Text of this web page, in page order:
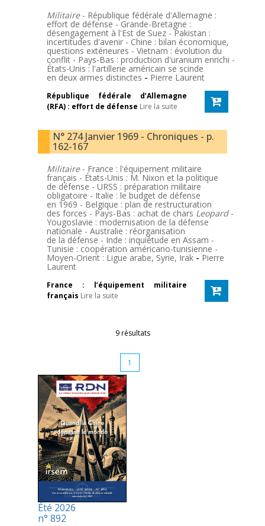
Militaire - République fédérale d'Allemagne :
effort de défense - Grande-Bretagne :
désengagement à l'Est de Suez - Pakistan :
incertitudes d'avenir - Chine : bilan économique,
questions extérieures - Vietnam : évolution du
conflit - Pays-Bas : production d'uranium enrichi -
États-Unis : l'artillerie américain se scinde
en deux armes distinctes - Pierre Laurent
République fédérale d’Allemagne
(RFA) : effort de défense Lire la suite
N° 274 Janvier 1969 - Chroniques - p.
162-167
Militaire - France : l'équipement militaire
français - États-Unis : M. Nixon et la politique
de défense - URSS : préparation militaire
obligatoire - Italie : le budget de défense
en 1969 - Belgique : plan de restructuration
des forces - Pays-Bas : achat de chars Leopard-
Yougoslavie : modernisation de la défense
nationale - Australie : réorganisation
de la défense - Inde : inquiétude en Assam -
Tunisie : coopération américano-tunisienne -
Moyen-Orient : Ligue arabe, Syrie, Irak - Pierre
Laurent
France : l’équipement militaire
français Lire la suite
9 résultats
1
Été 2026
n° 892